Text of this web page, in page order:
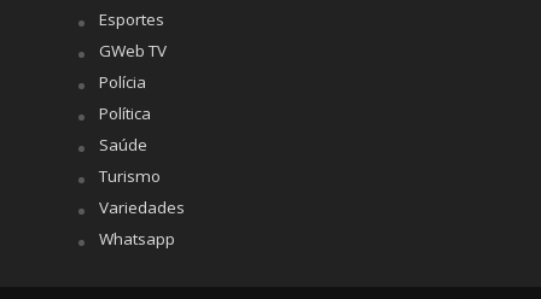
Esportes
GWeb TV
Polícia
Política
Saúde
Turismo
Variedades
Whatsapp